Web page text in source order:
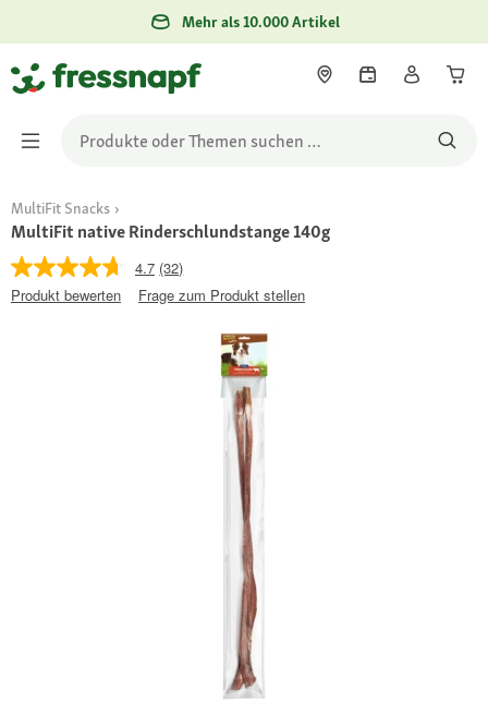
Mehr als 10.000 Artikel
MultiFit Snacks
MultiFit native Rinderschlundstange 140g
4.7 (32)
Produkt bewerten
Frage zum Produkt stellen